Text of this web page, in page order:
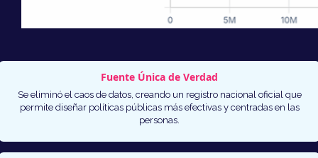
Fuente Única de Verdad
Se eliminó el caos de datos, creando un registro nacional oficial que
permite diseñar políticas públicas más efectivas y centradas en las
personas.